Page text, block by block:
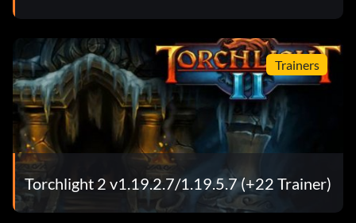
Trainers
Torchlight 2 v1.19.2.7/1.19.5.7 (+22 Trainer)